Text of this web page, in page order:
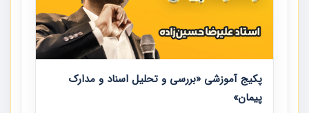
پکیج آموزشی «بررسی و تحلیل اسناد و مدارک
پیمان»